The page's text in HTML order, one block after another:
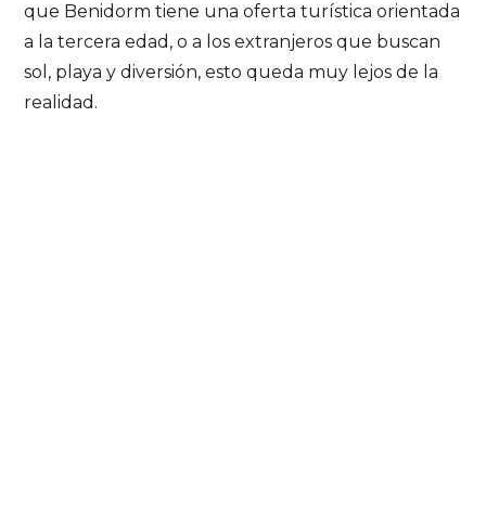
que Benidorm tiene una oferta turística orientada
a la tercera edad, o a los extranjeros que buscan
sol, playa y diversión, esto queda muy lejos de la
realidad.